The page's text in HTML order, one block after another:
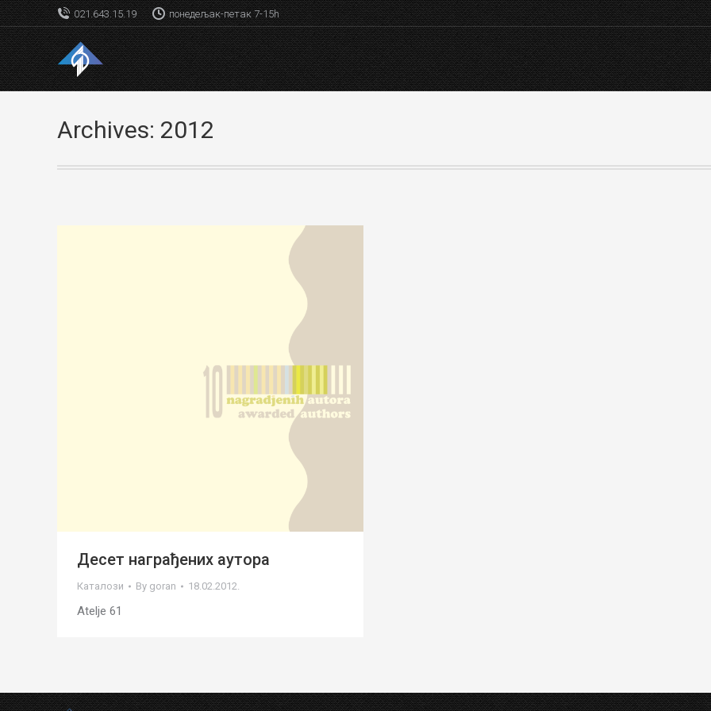
021.643.15.19 понедељак-петак 7-15h
Archives: 2012
Десет награђених аутора
Каталози By goran 18.02.2012.
Atelje 61